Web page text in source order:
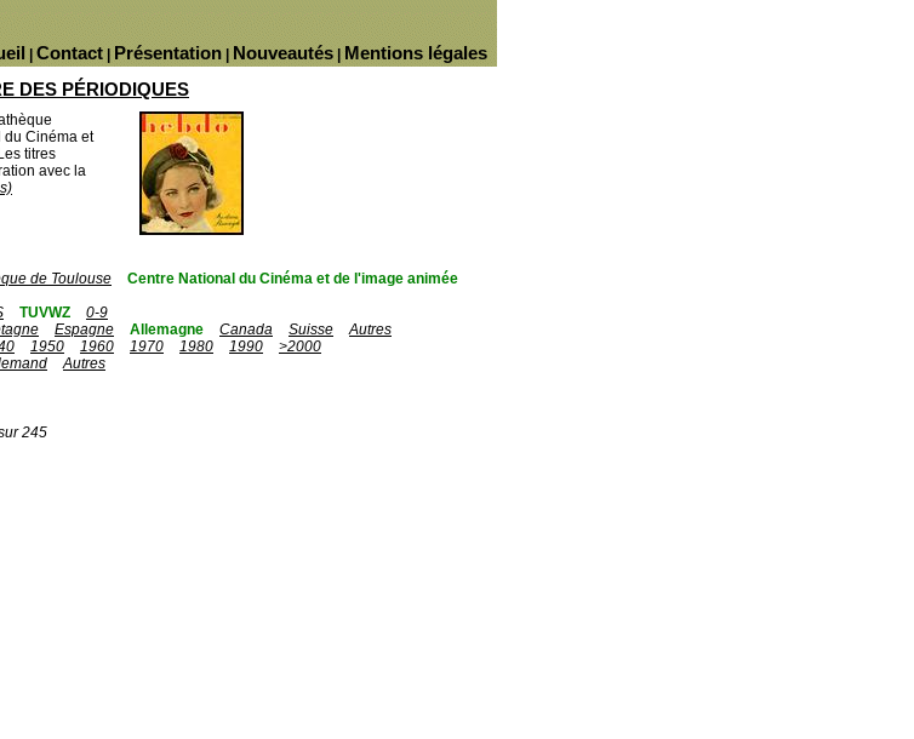
Mentions légales
Nouveautés
Présentation
Contact
DES PÉRIODIQUES
du Cinéma et
titres
avec la
de Toulouse
Centre National du Cinéma et de l'image animée
TUVWZ
0-9
Espagne Allemagne Canada Suisse
Autres
1950 1960 1970 1980 1990
>2000
Autres
245